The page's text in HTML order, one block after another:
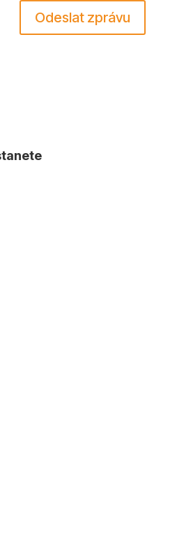
Odeslat zprávu